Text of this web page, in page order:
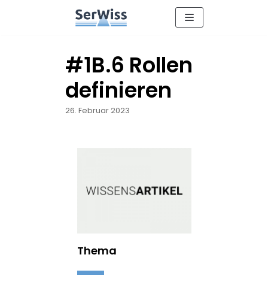
#1B.6 Rollen
definieren
26. Februar 2023
Thema